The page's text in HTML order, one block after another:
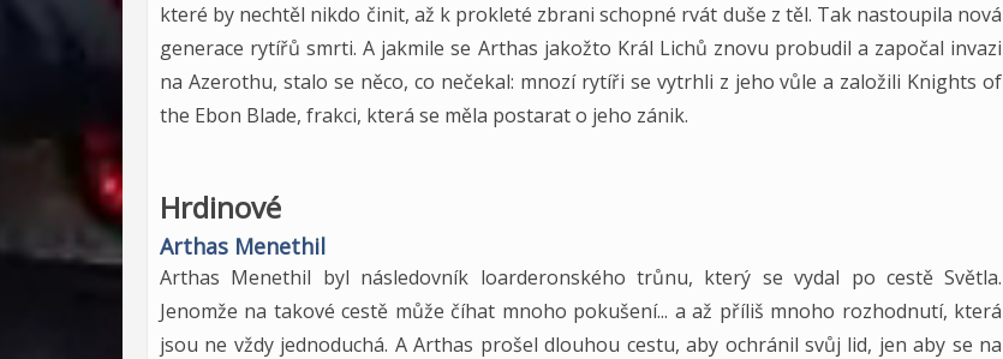
které by nechtěl nikdo činit, až k prokleté zbrani schopné rvát duše z těl. Tak nastoupila nová
generace rytířů smrti. A jakmile se Arthas jakožto Král Lichů znovu probudil a započal invazi
na Azerothu, stalo se něco, co nečekal: mnozí rytíři se vytrhli z jeho vůle a založili Knights of
the Ebon Blade, frakci, která se měla postarat o jeho zánik.
Hrdinové
Arthas Menethil
Arthas Menethil byl následovník loarderonského trůnu, který se vydal po cestě Světla.
Jenomže na takové cestě může číhat mnoho pokušení... a až příliš mnoho rozhodnutí, která
jsou ne vždy jednoduchá. A Arthas prošel dlouhou cestu, aby ochránil svůj lid, jen aby se na